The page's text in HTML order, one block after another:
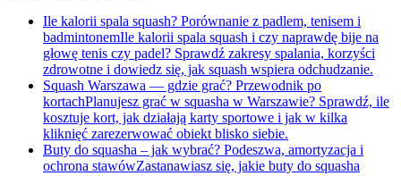
Ile kalorii spala squash? Porównanie z padlem, tenisem i
badmintonemIle kalorii spala squash i czy naprawdę bije na
głowę tenis czy padel? Sprawdź zakresy spalania, korzyści
zdrowotne i dowiedz się, jak squash wspiera odchudzanie.
Squash Warszawa — gdzie grać? Przewodnik po
kortachPlanujesz grać w squasha w Warszawie? Sprawdź, ile
kosztuje kort, jak działają karty sportowe i jak w kilka
kliknięć zarezerwować obiekt blisko siebie.
Buty do squasha – jak wybrać? Podeszwa, amortyzacja i
ochrona stawówZastanawiasz się, jakie buty do squasha